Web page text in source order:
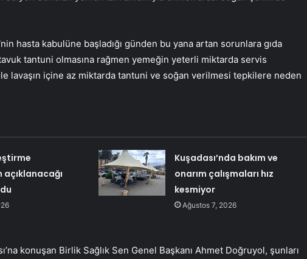
hasta kabulüne başladığı günden bu yana artan sorunlara gıda
tantuni olmasına rağmen yemeğin yeterli miktarda servis
lavaşın içine az miktarda tantuni ve soğan verilmesi tepkilere neden
açıklanacağı
Kuşadası’nda bakım ve
onarım çalışmaları hız
kesmiyor
Ağustos 7, 2026
konuşan Birlik Sağlık Sen Genel Başkanı Ahmet Doğruyol, şunları